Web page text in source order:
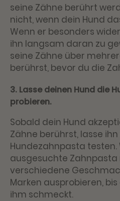
seine Zähne berührt
nicht, wenn dein Hund
Wenn er besonders
ihn langsam daran zu
seine Zähne über
berührst, bevor du die
3. Lasse deinen Hund die
probieren.
Sobald dein Hund
Zähne berührst, lasse
Hundezahnpasta testen.
ausgesuchte
verschiedene
Marken ausprobieren,
ihm schmeckt.